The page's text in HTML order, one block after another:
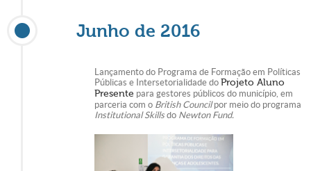
Junho de 2016
Lançamento do Programa de Formação em Políticas
Públicas e Intersetorialidade do Projeto Aluno
Presente para gestores públicos do município, em
parceria com o British Councilpor meio do programa
Institutional Skills do Newton Fund.